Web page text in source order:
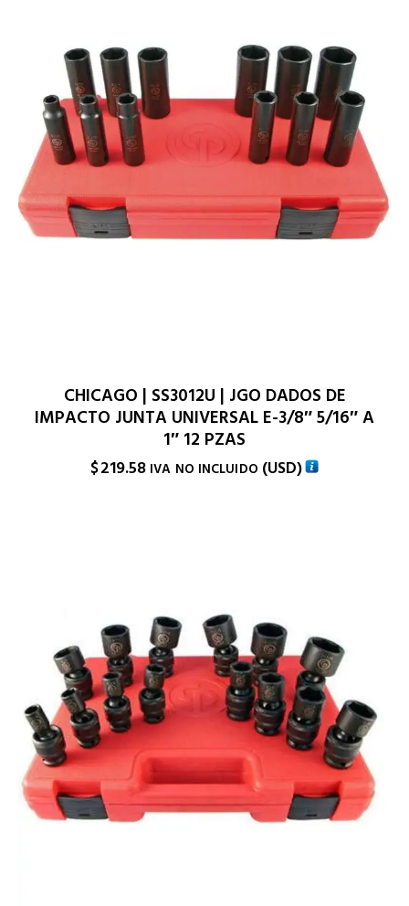
CHICAGO | SS3012U | JGO DADOS DE
IMPACTO JUNTA UNIVERSAL E-3/8″ 5/16″ A
1″ 12 PZAS
$219.58 IVA NO INCLUIDO (USD)